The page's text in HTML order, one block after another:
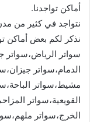
أماكن تواجدنا.
نتواجد في كثير من
نذكر لكم بعض أماكن
سواتر الرياض،سواتر
الدمام،سواتر
مشيط،سواتر
القويعية،سواتر
الخرج،سواتر